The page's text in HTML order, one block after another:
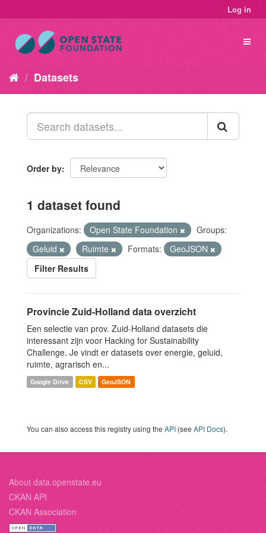
Log in
Datasets
Order by
1 dataset found
Organizations: Open State Foundation
Groups:
Geluid
Ruimte Formats:
GeoJSON
Filter Results
Provincie Zuid-Holland data overzicht
Een selectie van prov. Zuid-Holland datasets die
interessant zijn voor Hacking for Sustainability
Challenge. Je vindt er datasets over energie, geluid,
ruimte, agrarisch en...
Google Drive CSV GeoJSON
You can also access this registry using the API (see API Docs).
About data.openstate.eu
CKAN API
CKAN Association